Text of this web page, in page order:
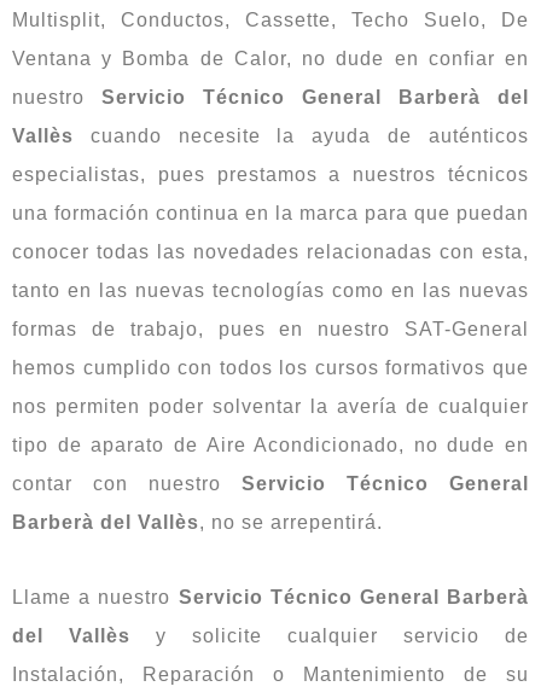
Multisplit, Conductos, Cassette, Techo Suelo, De
Ventana y Bomba de Calor, no dude en confiar en
nuestro Servicio Técnico General Barberà del
Vallès cuando necesite la ayuda de auténticos
especialistas, pues prestamos a nuestros técnicos
una formación continua en la marca para que puedan
conocer todas las novedades relacionadas con esta,
tanto en las nuevas tecnologías como en las nuevas
formas de trabajo, pues en nuestro SAT-General
hemos cumplido con todos los cursos formativos que
nos permiten poder solventar la avería de cualquier
tipo de aparato de Aire Acondicionado, no dude en
contar con nuestro Servicio Técnico General
Barberà del Vallès, no se arrepentirá.
Llame a nuestro Servicio Técnico General Barberà
del Vallès y solicite cualquier servicio de
Instalación, Reparación o Mantenimiento de su